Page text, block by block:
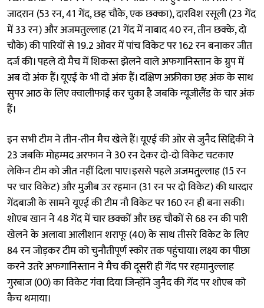
जादरान (53 रन, 41 गेंद, छह चौके, एक छक्का), दारविश रसूली (23 गेंद
में 33 रन) और अजमतुल्लाह (21 गेंद में नाबाद 40 रन, तीन छक्के, दो
चौके) की पारियों से 19.2 ओवर में पांच विकेट पर 162 रन बनाकर जीत
दर्ज की। पहले दो मैच में शिकस्त झेलने वाले अफगानिस्तान के ग्रुप में
अब दो अंक हैं। यूएई के भी दो अंक हैं। दक्षिण अफ्रीका छह अंक के साथ
सुपर आठ के लिए क्वालीफाई कर चुका है जबकि न्यूजीलैंड के चार अंक
हैं।
इन सभी टीम ने तीन-तीन मैच खेले हैं। यूएई की ओर से जुनैद सिद्दिकी ने
23 जबकि मोहम्मद अरफान ने 30 रन देकर दो-दो विकेट चटकाए
लेकिन टीम को जीत नहीं दिला पाए।इससे पहले अजमतु्ल्लाह (15 रन
पर चार विकेट) और मुजीब उर रहमान (31 रन पर दो विकेट) की धारदार
गेंदबाजी के सामने यूएई की टीम नौ विकेट पर 160 रन ही बना सकी।
शोएब खान ने 48 गेंद में चार छक्कों और छह चौकों से 68 रन की पारी
खेलने के अलावा आलीशान शराफू (40) के साथ तीसरे विकेट के लिए
84 रन जोड़कर टीम को चुनौतीपूर्ण स्कोर तक पहुंचाया। लक्ष्य का पीछा
करने उतरे अफगानिस्तान ने मैच की दूसरी ही गेंद पर रहमानुल्लाह
गुरबाज (00) का विकेट गंवा दिया जिन्होंने जुनैद की गेंद पर शोएब को
कैच थमाया।